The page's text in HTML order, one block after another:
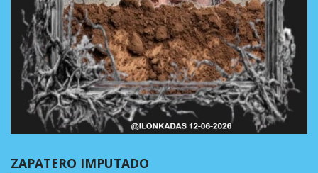
ZAPATERO IMPUTADO